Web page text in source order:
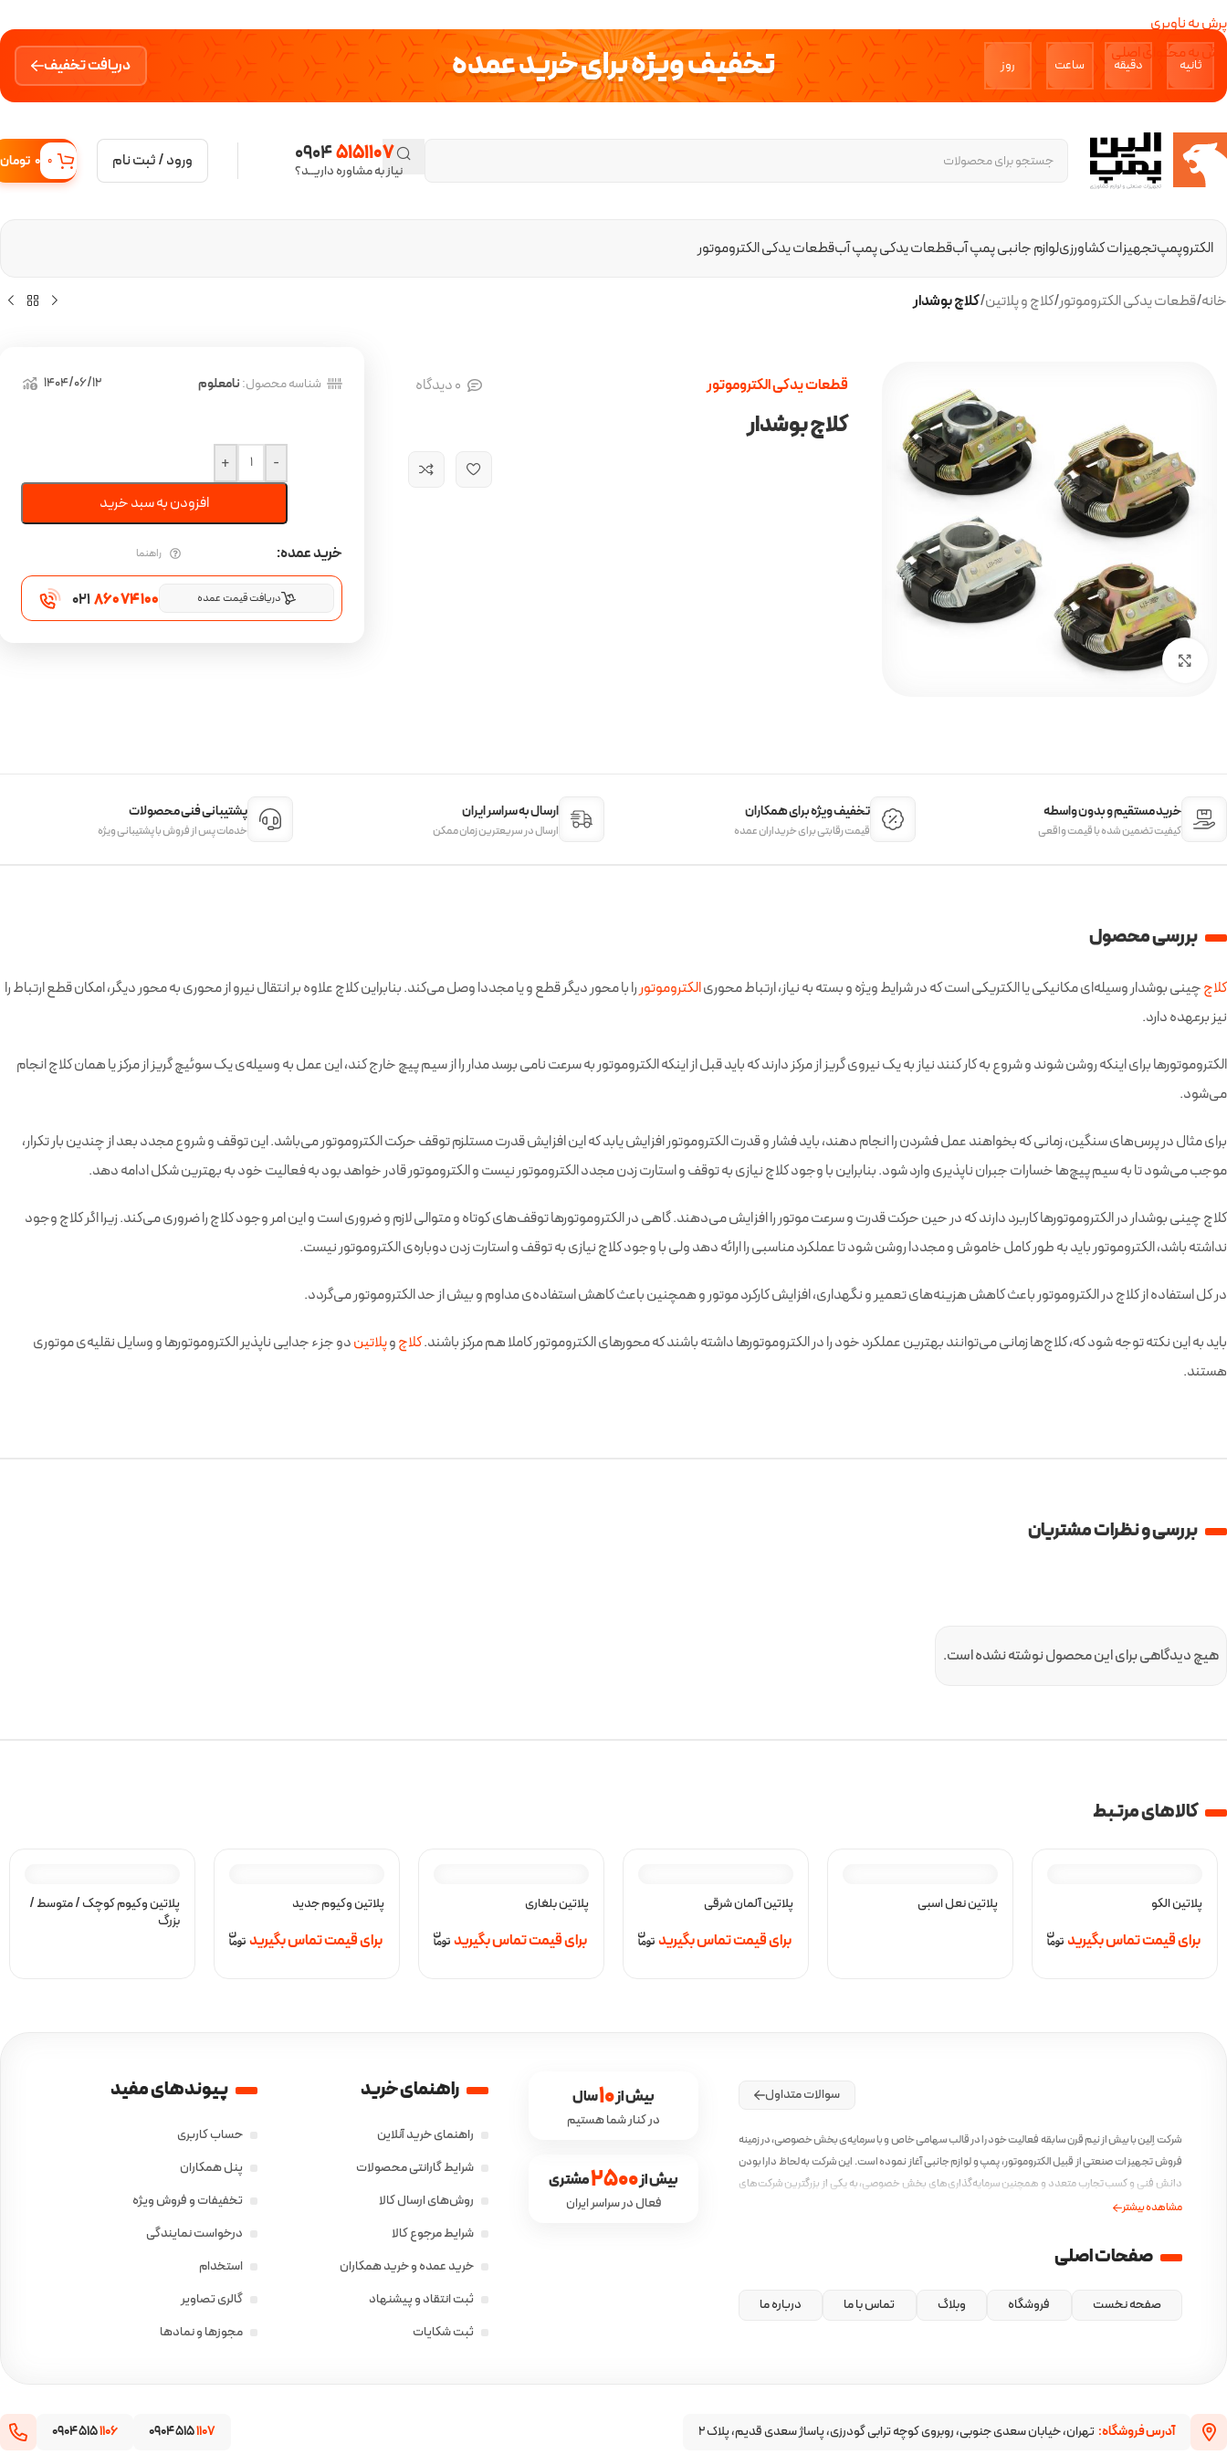
پرش به ناوبری
پرش به محتوای اصلی
روز‌ ساعت دقیقه‌ ثانیه‌ تخفیف ویژه برای خرید عمده دریافت تخفیف
09045151107
نیاز به مشاوره داریــد؟ ورود / ثبت نام 0
0 تومان
الکتروپمپتجهیزات کشاورزیلوازم جانبی پمپ آبقطعات یدکی پمپ آبقطعات یدکی الکتروموتور
خانه/قطعات یدکی الکتروموتور/کلاچ و پلاتین/کلاچ بوشدار
برای بزرگنمایی کلیک کنید
قطعات یدکی الکتروموتور 0دیدگاه
کلاچ بوشدار
شناسه محصول:نامعلوم 1404/06/12
-
+
افزودن به سبد خرید
خرید عمده: راهنما
دریافت قیمت عمده 021 860 74 100
خرید مستقیم و بدون واسطه
کیفیت تضمین شده با قیمت واقعی
تخفیف ویژه برای همکاران
قیمت‌ رقابتی برای خریداران عمده
ارسال به سراسر ایران
ارسال در سریعترین زمان ممکن
پشتیبانی فنی محصولات
خدمات پس از فروش با پشتیبانی ویژه
بررسی محصول
کلاچچینی بوشدار وسیله‌ای مکانیکی یا الکتریکی است که در شرایط ویژه و بسته به نیاز، ارتباط محوریالکتروموتوررا با محور دیگر قطع و یا مجددا وصل می‌کند. بنابراین کلاچ علاوه بر انتقال نیرو از محوری به محور دیگر، امکان قطع ارتباط را
نیز برعهده دارد.
الکتروموتورها برای اینکه روشن شوند و شروع به کار کنند نیاز به یک نیروی گریز از مرکز دارند که باید قبل از اینکه الکتروموتور به سرعت نامی برسد مدار را از سیم پیچ خارج کند، این عمل به وسیله‌ی یک سوئیچ گریز از مرکز یا همان کلاچ انجام
می‌شود.
برای مثال در پرس‌های سنگین، زمانی که بخواهند عمل فشردن را انجام دهند، باید فشار و قدرت الکتروموتور افزایش یابد که این افزایش قدرت مستلزم توقف حرکت الکتروموتور می‌باشد. این توقف و شروع مجدد بعد از چندین بار تکرار،
موجب می‌شود تا به سیم پیچ‌ها خسارات جبران ناپذیری وارد شود. بنابراین با وجود کلاچ نیازی به توقف و استارت زدن مجدد الکتروموتور نیست و الکتروموتور قادر خواهد بود به فعالیت خود به بهترین شکل ادامه دهد.
کلاچ چینی بوشدار در الکتروموتورها کاربرد دارند که در حین حرکت قدرت و سرعت موتور را افزایش می‌دهند. گاهی در الکتروموتورها توقف‌های کوتاه و متوالی لازم و ضروری است و این امر وجود کلاچ را ضروری می‌کند. زیرا اگر کلاچ وجود
نداشته باشد، الکتروموتور باید به طور کامل خاموش و مجددا روشن شود تا عملکرد مناسبی را ارائه دهد ولی با وجود کلاچ نیازی به توقف و استارت زدن دوباره‌ی الکتروموتور نیست.
در کل استفاده از کلاچ در الکتروموتور باعث کاهش هزینه‌های تعمیر و نگهداری، افزایش کارکرد موتور و همچنین باعث کاهش استفاده‌ی مداوم و بیش از حد الکتروموتور می‌گردد.
باید به این نکته توجه شود که، کلاچ‌ها زمانی می‌توانند بهترین عملکرد خود را در الکتروموتورها داشته باشند که محورهای الکتروموتور کاملا هم مرکز باشند.کلاچوپلاتیندو جزء جدایی ناپذیر الکتروموتورها و وسایل نقلیه‌ی موتوری
هستند.
بررسی و نظرات مشتریان
هیچ دیدگاهی برای این محصول نوشته نشده است.
کالا‌های مرتبط
پلاتین الکو
برای قیمت تماس بگیرید
پلاتین نعل اسبی پلاتین آلمان شرقی
برای قیمت تماس بگیرید
پلاتین بلغاری
برای قیمت تماس بگیرید
پلاتین وکیوم جدید
برای قیمت تماس بگیرید
پلاتین وکیوم کوچک / متوسط /
بزرگ
سوالات متداول
شرکت اِلین با بیش از نیم قرن سابقه فعالیت خود را در قالب سهامی خاص و با سرمایه‌ی بخش خصوصی، در زمینه
فروش تجهیزات صنعتی از قبیل الکتروموتور، پمپ و لوازم جانبی آغاز نموده است. این شرکت به لحاظ دارا بودن
دانش فنی و کسب تجارب متعدد و همچنین سرمایه‌گذاری‌های بخش خصوصی، به یکی از بزرگترین شرکت‌های
ایرانی در این صنف مبدل گشته است و همواره بهترین محصولات را با بهترین کیفیت و مطابق با نیاز جامعه‌ی
مشاهده بیشتر
صفحات اصلی
صفحه نخست فروشگاه وبلاگ تماس با ما درباره ما
در کنار شما هستیم
بیش از 10
فعال در سراسر ایران
بیش از 2500
راهنمای خرید
راهنمای خرید آنلاین
شرایط گارانتی محصولات
روش‌های ارسال کالا
شرایط مرجوع کالا
خرید عمده و خرید همکاران
ثبت انتقاد و پیشنهاد
ثبت شکایات
پیوندهای مفید
حساب کاربری
پنل همکاران
تخفیفات و فروش ویژه
درخواست نمایندگی
استخدام
گالری تصاویر
مجوزها و نمادها
آدرس فروشگاه: تهران، خیابان سعدی جنوبی، روبروی کوچه ترابی گودرزی، پاساژ سعدی قدیم، پلاک ۲ 0904 5151106 0904 5151107